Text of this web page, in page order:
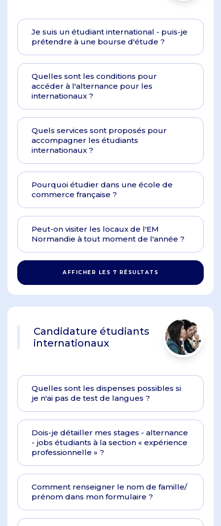
Je suis un étudiant international - puis-je
prétendre à une bourse d'étude ?
Quelles sont les conditions pour
accéder à l'alternance pour les
internationaux ?
Quels services sont proposés pour
accompagner les étudiants
internationaux ?
Pourquoi étudier dans une école de
commerce française ?
Peut-on visiter les locaux de l'EM
Normandie à tout moment de l'année ?
AFFICHER LES 7 RÉSULTATS
Candidature étudiants
internationaux
Quelles sont les dispenses possibles si
je n'ai pas de test de langues ?
Dois-je détailler mes stages - alternance
- jobs étudiants à la section « expérience
professionnelle » ?
Comment renseigner le nom de famille/
prénom dans mon formulaire ?